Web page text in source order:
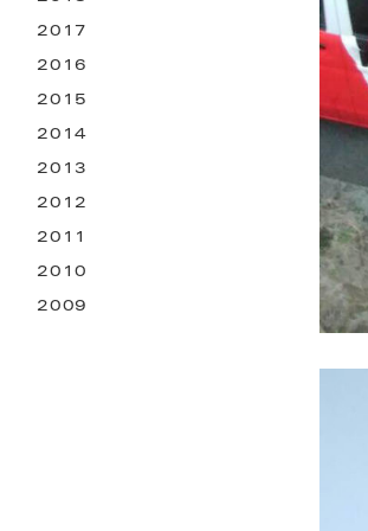
2017
2016
2015
2014
2013
2012
2011
2010
2009